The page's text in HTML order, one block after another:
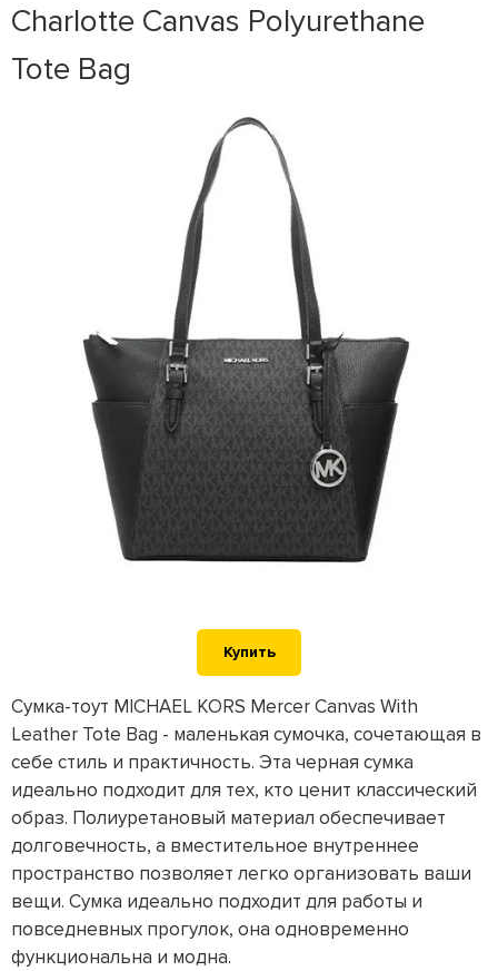
Charlotte Canvas Polyurethane
Tote Bag
Купить
Сумка-тоут MICHAEL KORS Mercer Canvas With
Leather Tote Bag - маленькая сумочка, сочетающая в
себе стиль и практичность. Эта черная сумка
идеально подходит для тех, кто ценит классический
образ. Полиуретановый материал обеспечивает
долговечность, а вместительное внутреннее
пространство позволяет легко организовать ваши
вещи. Сумка идеально подходит для работы и
повседневных прогулок, она одновременно
функциональна и модна.